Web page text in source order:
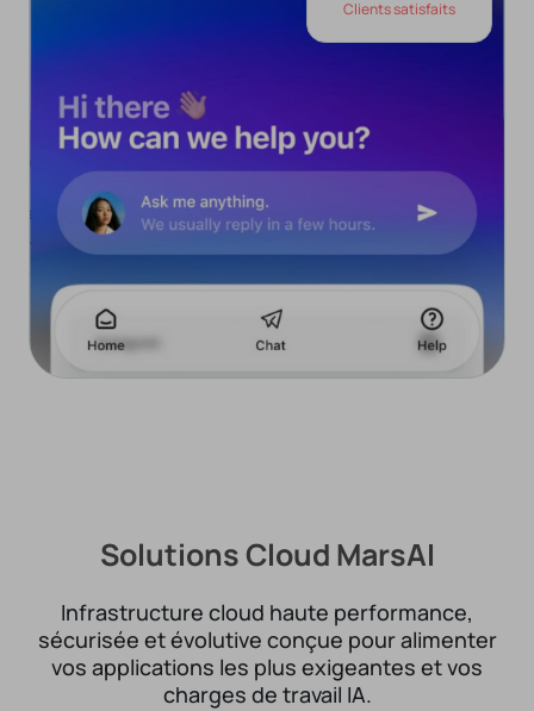
Solutions Cloud MarsAI
Infrastructure cloud haute performance,
sécurisée et évolutive conçue pour alimenter
vos applications les plus exigeantes et vos
charges de travail IA.